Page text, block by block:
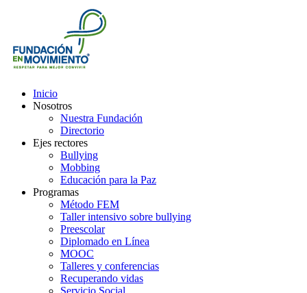
Inicio
Nosotros
Nuestra Fundación
Directorio
Ejes rectores
Bullying
Mobbing
Educación para la Paz
Programas
Método FEM
Taller intensivo sobre bullying
Preescolar
Diplomado en Línea
MOOC
Talleres y conferencias
Recuperando vidas
Servicio Social